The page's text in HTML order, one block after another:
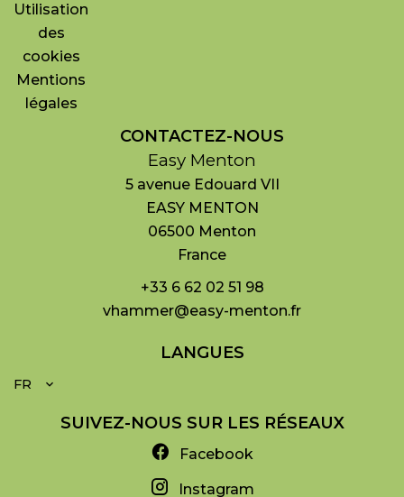
Utilisation
des
cookies
Mentions
légales
CONTACTEZ-NOUS
Easy Menton
5 avenue Edouard VII
EASY MENTON
06500 Menton
France
+33 6 62 02 51 98
vhammer@easy-menton.fr
LANGUES
FR
SUIVEZ-NOUS SUR LES RÉSEAUX
Facebook
Instagram